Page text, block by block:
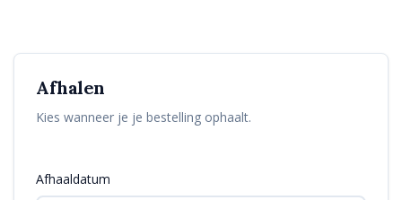
Afhalen
Kies wanneer je je bestelling ophaalt.
Afhaaldatum